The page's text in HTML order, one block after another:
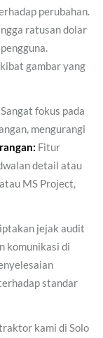
perubahan.
ratusan dolar
gambar yang
Sangat fokus pada
mengurangi
Fitur
detail atau
MS Project,
jejak audit
komunikasi di
standar
kami di Solo